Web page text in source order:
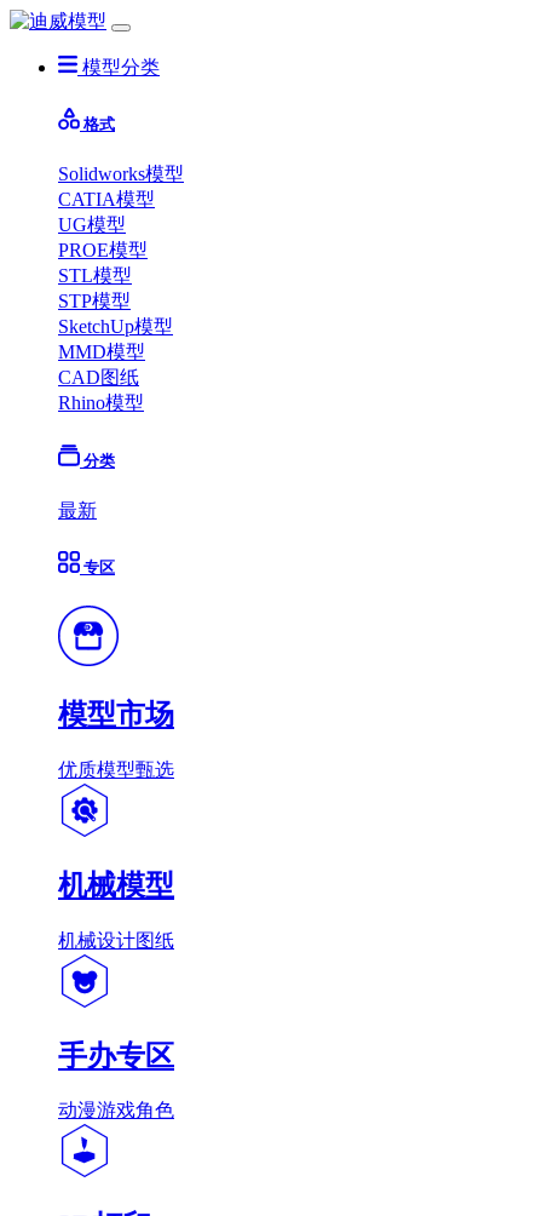
模型分类
格式
Solidworks模型
CATIA模型
UG模型
PROE模型
STL模型
STP模型
SketchUp模型
MMD模型
CAD图纸
Rhino模型
分类
最新
专区
模型市场
优质模型甄选
机械模型
机械设计图纸
手办专区
动漫游戏角色